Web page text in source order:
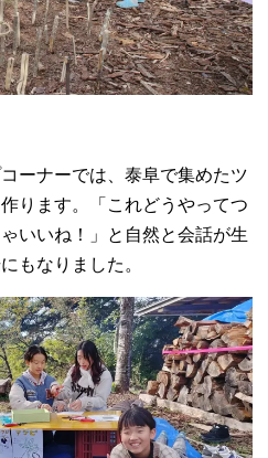
ーナーでは、泰阜で集めたツ
ります。「これどうやってつ
いいね！」と自然と会話が生
もなりました。